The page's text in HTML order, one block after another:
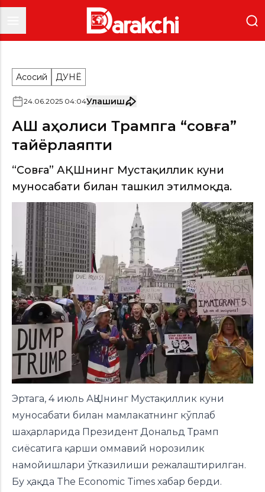
Асосий ДУНË
24.06.2025 04:04Улашиш
АҚШ аҳолиси Трампга “совға”
тайёрлаяпти
“Совға” АҚШнинг Мустақиллик куни
муносабати билан ташкил этилмоқда.
Эртага, 4 июль АҚШнинг Мустақиллик куни
муносабати билан мамлакатнинг кўплаб
шаҳарларида Президент Дональд Трамп
сиёсатига қарши оммавий норозилик
намойишлари ўтказилиши режалаштирилган.
Бу ҳақда The Economic Times хабар берди.